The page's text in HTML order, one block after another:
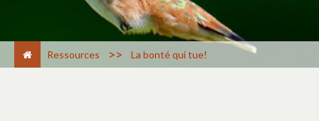
Ressources > La bonté qui tue!